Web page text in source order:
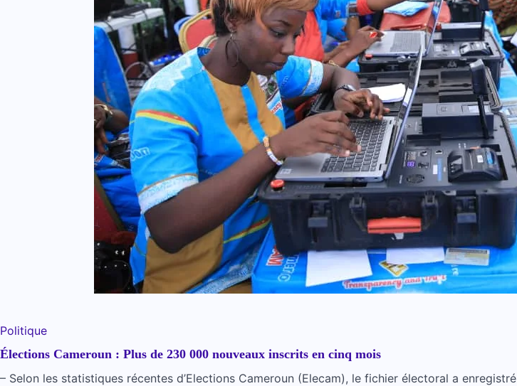
Politique
Élections Cameroun : Plus de 230 000 nouveaux inscrits en cinq mois
– Selon les statistiques récentes d’Elections Cameroun (Elecam), le fichier électoral a